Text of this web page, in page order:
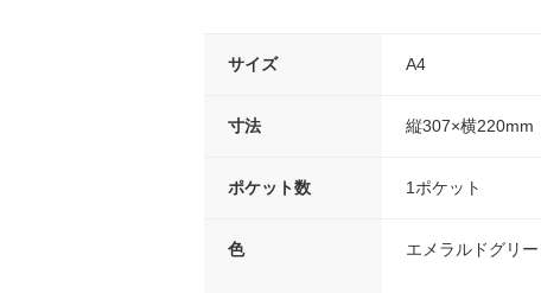
サイズ A4
寸法 縦307×横220mm
ポケット数 1ポケット
色 エメラルドグリー